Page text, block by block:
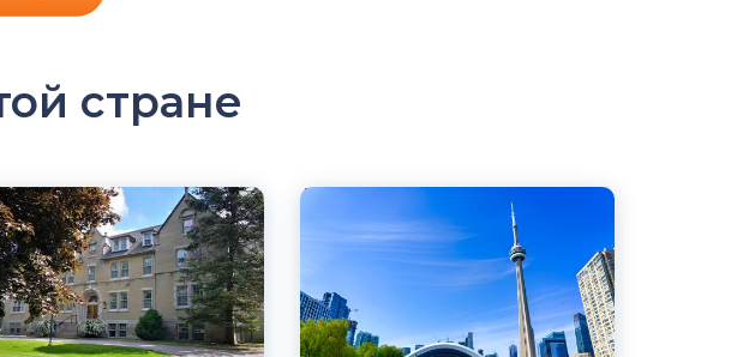
стране
Лондон, Канада
Английский
Торонто, Канада
Частный